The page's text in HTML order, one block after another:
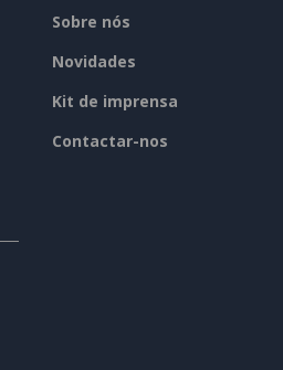
Sobre nós
Novidades
Kit de imprensa
Contactar-nos